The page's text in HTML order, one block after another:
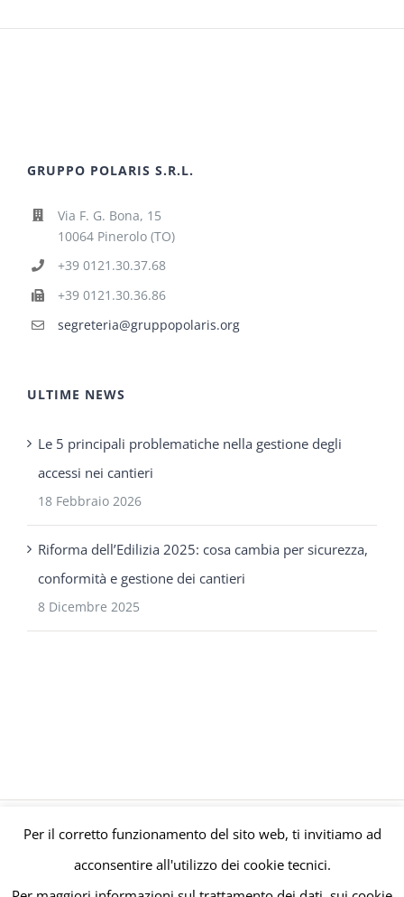
GRUPPO POLARIS S.R.L.
Via F. G. Bona, 15
10064 Pinerolo (TO)
+39 0121.30.37.68
+39 0121.30.36.86
segreteria@gruppopolaris.org
ULTIME NEWS
Le 5 principali problematiche nella gestione degli
accessi nei cantieri
18 Febbraio 2026
Riforma dell’Edilizia 2025: cosa cambia per sicurezza,
conformità e gestione dei cantieri
8 Dicembre 2025
© Gruppo Polaris P.IVA C.F. Iscriz. CCIAA 08671820010 |Privacy e
Cookie Policy | Powered bymeltingmedia.it
Per il corretto funzionamento del sito web, ti invitiamo ad
acconsentire all'utilizzo dei cookie tecnici.